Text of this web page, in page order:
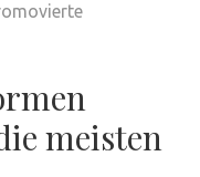
meisten